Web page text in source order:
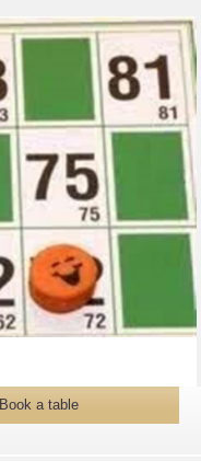
Book a table